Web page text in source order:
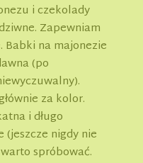
i czekolady
Zapewniam
Babki na majonezie
(po
za kolor.
i długo
(jeszcze nigdy nie
spróbować.